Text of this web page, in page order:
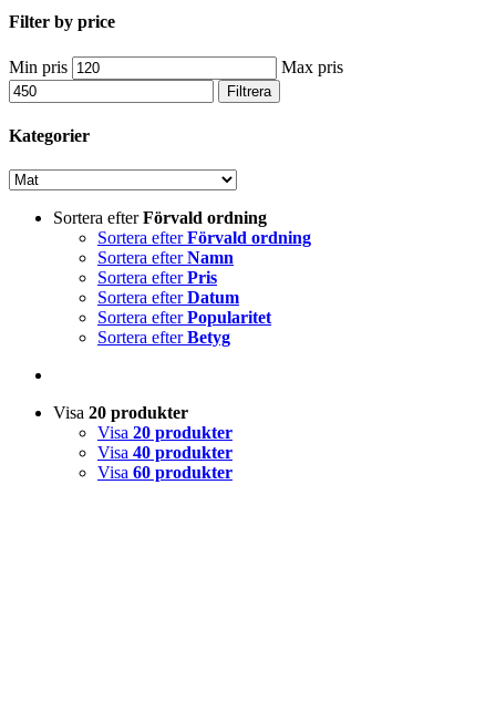
Filter by price
Min pris Max pris
Filtrera
Kategorier
Sortera efterFörvald ordning
Sortera efterFörvald ordning
Sortera efterNamn
Sortera efterPris
Sortera efterDatum
Sortera efterPopularitet
Sortera efterBetyg
Visa 20 produkter
Visa 20 produkter
Visa 40 produkter
Visa 60 produkter